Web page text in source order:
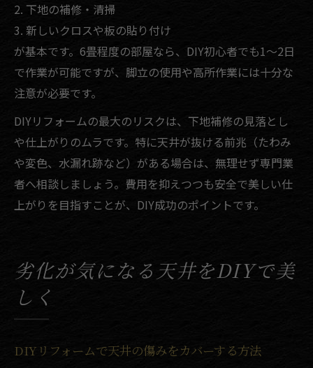
2. 下地の補修・清掃
3. 新しいクロスや板の貼り付け
が基本です。6畳程度の部屋なら、DIY初心者でも1〜2日
で作業が可能ですが、脚立の使用や高所作業には十分な
注意が必要です。
DIYリフォームの最大のリスクは、下地補修の見落とし
や仕上がりのムラです。特に天井が抜ける前兆（たわみ
や変色、水漏れ跡など）がある場合は、無理せず専門業
者へ相談しましょう。費用を抑えつつも安全で美しい仕
上がりを目指すことが、DIY成功のポイントです。
劣化が気になる天井をDIYで美
しく
DIYリフォームで天井の傷みをカバーする方法